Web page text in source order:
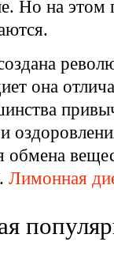
Но на этом
она
обмена
Лимонная